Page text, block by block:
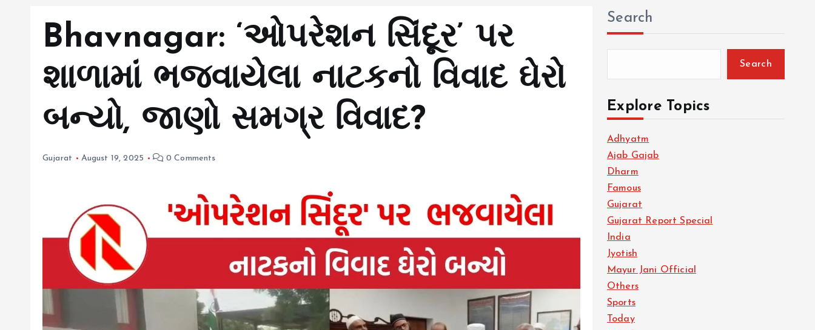
Bhavnagar: ‘ઓપરેશન સિંદૂર’ પર
શાળામાં ભજવાયેલા નાટકનો વિવાદ ઘેરો
બન્યો, જાણો સમગ્ર વિવાદ?
Gujarat August 19, 2025 0 Comments
Search
Search
Explore Topics
Adhyatm
Ajab Gajab
Dharm
Famous
Gujarat
Gujarat Report Special
India
Jyotish
Mayur Jani Official
Others
Sports
Today